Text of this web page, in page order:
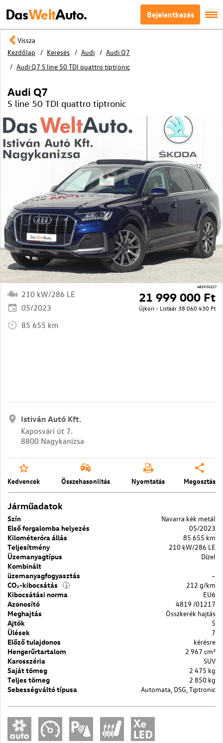
DasWeltAuto. Bejelentkezés
Vissza
Kezdőlap
Keresés Audi
Audi Q7
Audi Q7 S line 50 TDI quattro tiptronic
4819/01217
Audi Q7
S line 50 TDI quattro tiptronic
210 kW/286 LE
05/2023
85 655 km
21 999 000 Ft
Újkori - Listaár 38 060 430 Ft
Istiván Autó Kft.
Kaposvári út 7.
8800 Nagykanizsa
Kedvencek Összehasonlítás Nyomtatás Megosztás
Járműadatok
Szín
Navarra kék metál
Első forgalomba helyezés
05/2023
Kilométeróra állás
85 655 km
Teljesítmény
210 kW/286 LE
Üzemanyagtípus
Dízel
Kombinált
üzemanyagfogyasztás
–
CO₂-kibocsátás
i
212 g/km
Kibocsátási norma
EU6
Azonosító
4819 /01217
Meghajtás
Összkerék hajtás
Ajtók
5
Ülések
7
Előző tulajdonos
kérésre
Hengerűrtartalom
2 967 cm³
Karosszéria
SUV
Saját tömeg
2 475 kg
Teljes tömeg
2 850 kg
Sebességváltó típusa
Automata, DSG, Tiptronic